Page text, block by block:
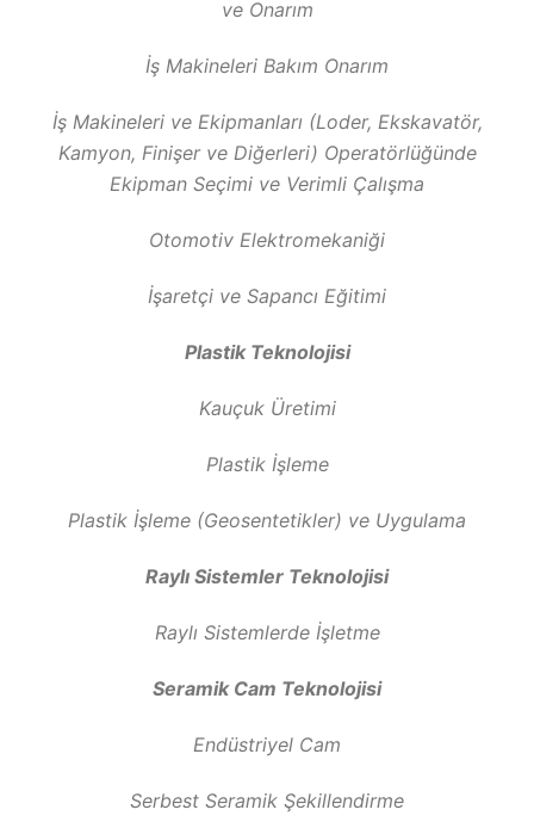
ve Onarım
İş Makineleri Bakım Onarım
İş Makineleri ve Ekipmanları (Loder, Ekskavatör,
Kamyon, Finişer ve Diğerleri) Operatörlüğünde
Ekipman Seçimi ve Verimli Çalışma
Otomotiv Elektromekaniği
İşaretçi ve Sapancı Eğitimi
Plastik Teknolojisi
Kauçuk Üretimi
Plastik İşleme
Plastik İşleme (Geosentetikler) ve Uygulama
Raylı Sistemler Teknolojisi
Raylı Sistemlerde İşletme
Seramik Cam Teknolojisi
Endüstriyel Cam
Serbest Seramik Şekillendirme